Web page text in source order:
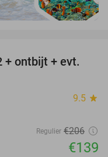
33%
+ ontbijt + evt.
9.5 star
Regulier €206
€139